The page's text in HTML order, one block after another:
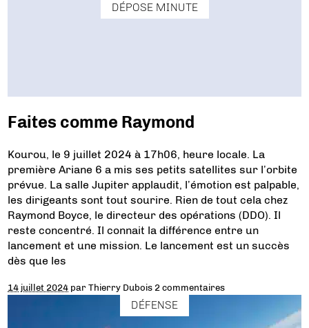
DÉPOSE MINUTE
Faites comme Raymond
Kourou, le 9 juillet 2024 à 17h06, heure locale. La
première Ariane 6 a mis ses petits satellites sur l’orbite
prévue. La salle Jupiter applaudit, l’émotion est palpable,
les dirigeants sont tout sourire. Rien de tout cela chez
Raymond Boyce, le directeur des opérations (DDO). Il
reste concentré. Il connait la différence entre un
lancement et une mission. Le lancement est un succès
dès que les
14 juillet 2024 parThierry Dubois 2 commentaires
DÉFENSE